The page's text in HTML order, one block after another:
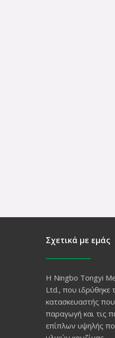
Σχετικά με εμάς
Η Ningbo Tongyi
Ltd., που ιδρύθηκε
κατασκευαστής που
παραγωγή και τις
επίπλων υψηλής